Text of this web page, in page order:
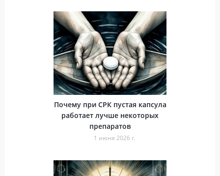
Почему при СРК пустая капсула
работает лучше некоторых
препаратов
1 июня 2026 г.